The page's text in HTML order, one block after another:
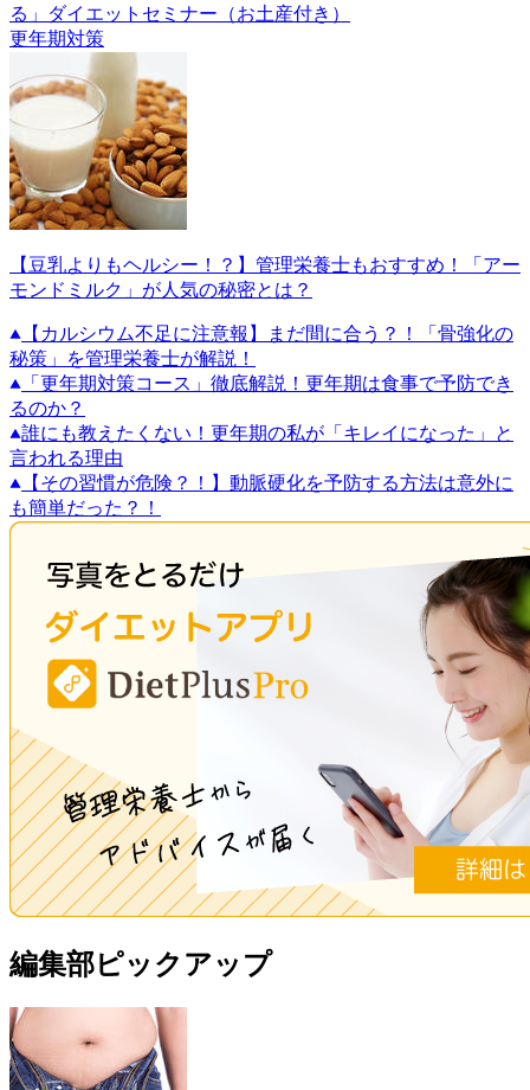
る」ダイエットセミナー（お土産付き）
更年期対策
【豆乳よりもヘルシー！？】管理栄養士もおすすめ！「アー
モンドミルク」が人気の秘密とは？
【カルシウム不足に注意報】まだ間に合う？！「骨強化の
秘策」を管理栄養士が解説！
「更年期対策コース」徹底解説！更年期は食事で予防でき
るのか？
誰にも教えたくない！更年期の私が「キレイになった」と
言われる理由
【その習慣が危険？！】動脈硬化を予防する方法は意外に
も簡単だった？！
編集部ピックアップ